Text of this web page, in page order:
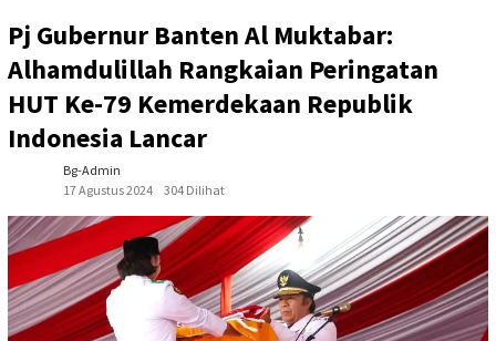
Pj Gubernur Banten Al Muktabar:
Alhamdulillah Rangkaian Peringatan
HUT Ke-79 Kemerdekaan Republik
Indonesia Lancar
Bg-Admin
17 Agustus 2024
304 Dilihat